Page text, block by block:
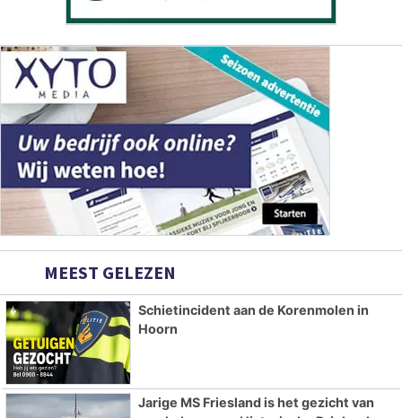
MEEST GELEZEN
Schietincident aan de Korenmolen in
Hoorn
Jarige MS Friesland is het gezicht van